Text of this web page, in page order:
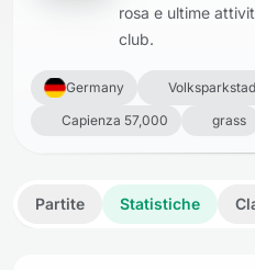
rosa e ultime
club.
Germany
Capienza 57,000
grass
Partite Statistiche